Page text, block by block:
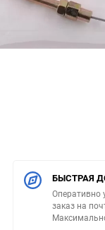
БЫСТРАЯ
Оперативно
заказ на